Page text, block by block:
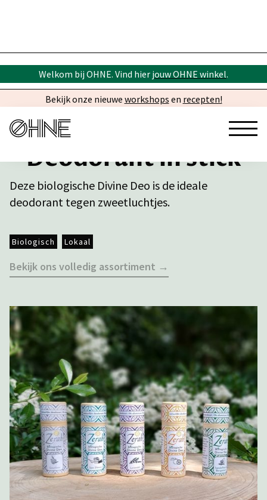
Welkom bij OHNE. Vind hier jouw OHNE winkel.
Bekijk onze nieuwe workshops en recepten!
Deodorant in stick
Deze biologische Divine Deo is de ideale
deodorant tegen zweetluchtjes.
Biologisch Lokaal
Bekijk ons volledig assortiment →